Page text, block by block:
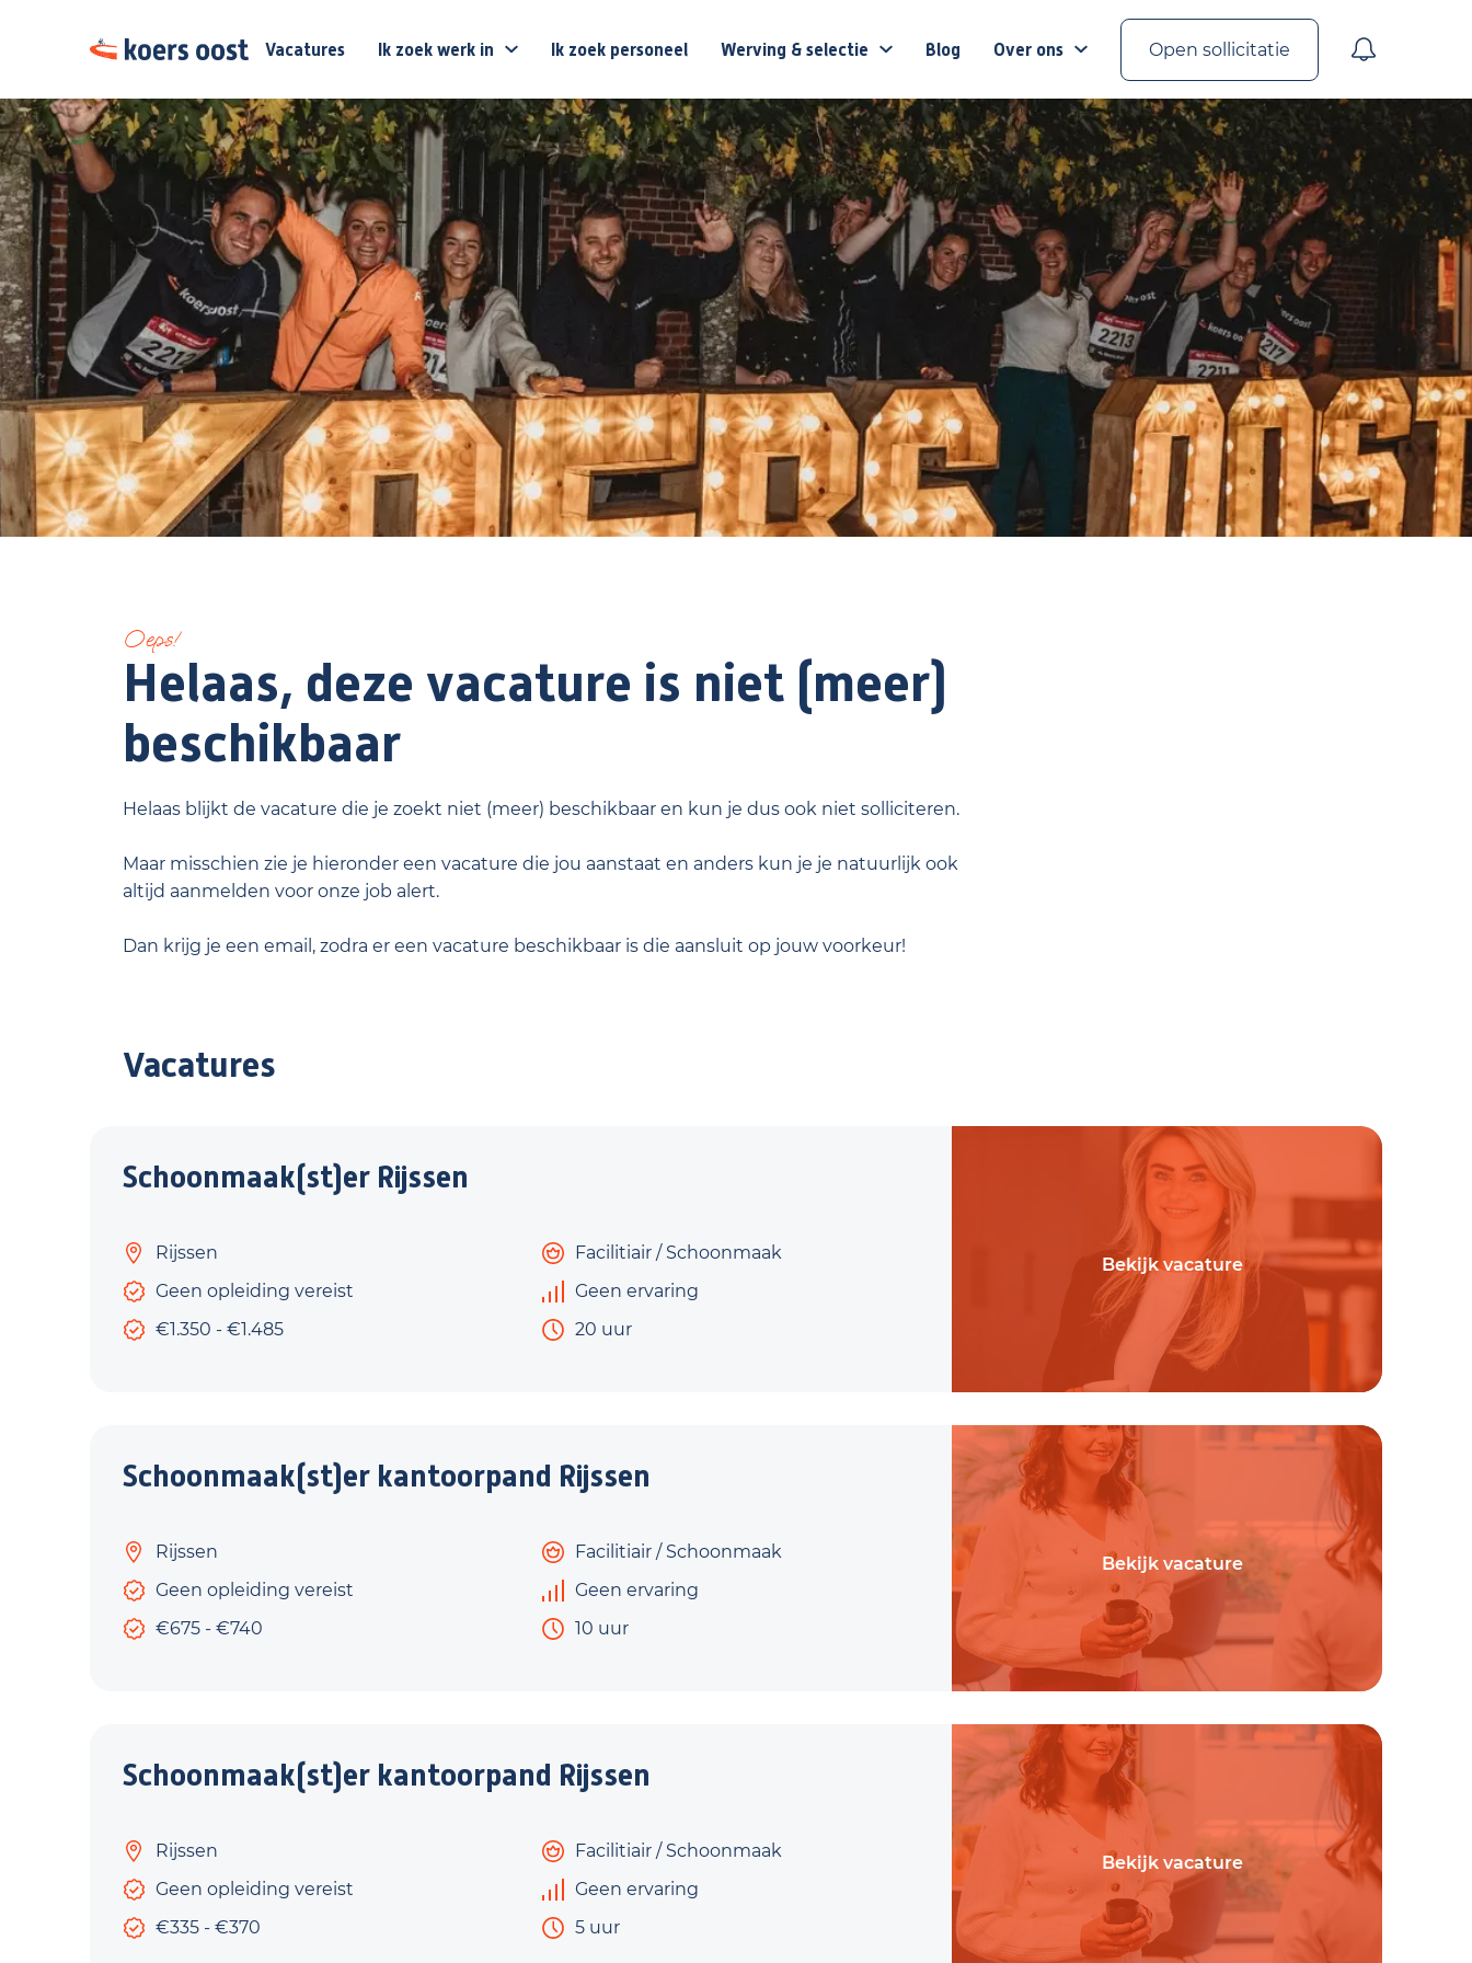
Vacatures Ik zoek werk in Ik zoek personeel Werving & selectie Blog Over ons Open sollicitatie
Oeps!
Helaas, deze vacature is niet (meer)
beschikbaar
Helaas blijkt de vacature die je zoekt niet (meer) beschikbaar en kun je dus ook niet solliciteren.
Maar misschien zie je hieronder een vacature die jou aanstaat en anders kun je je natuurlijk ook
altijd aanmelden voor onze job alert.
Dan krijg je een email, zodra er een vacature beschikbaar is die aansluit op jouw voorkeur!
Vacatures
Schoonmaak(st)er Rijssen
Rijssen
Facilitiair / Schoonmaak
Geen opleiding vereist
Geen ervaring
€1.350 - €1.485
20 uur
Bekijk vacature
Schoonmaak(st)er kantoorpand Rijssen
Rijssen
Facilitiair / Schoonmaak
Geen opleiding vereist
Geen ervaring
€675 - €740
10 uur
Bekijk vacature
Schoonmaak(st)er kantoorpand Rijssen
Rijssen
Facilitiair / Schoonmaak
Geen opleiding vereist
Geen ervaring
€335 - €370
5 uur
Bekijk vacature